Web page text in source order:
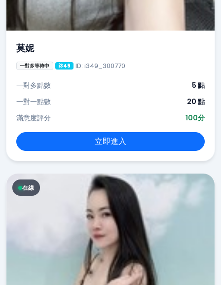
莫妮
一對多等待中 i349 ID: i349_300770
一對多點數
5 點
一對一點數
20 點
滿意度評分
100分
立即進入
在線